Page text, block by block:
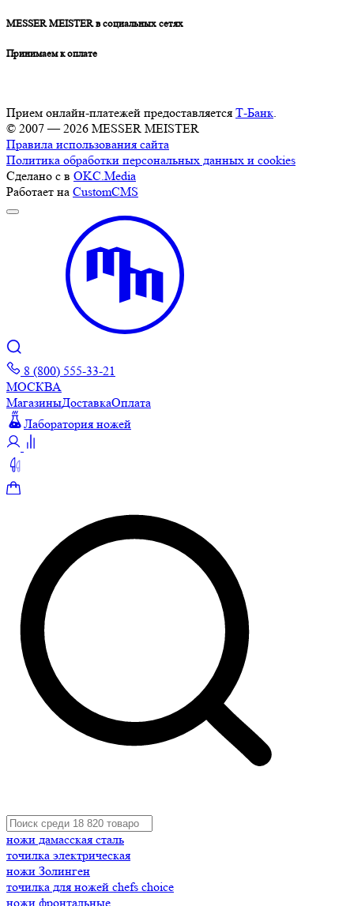
MESSER MEISTER в социальных сетях
Принимаем к оплате
Прием онлайн-платежей предоставляется Т-Банк.
© 2007 — 2026 MESSER MEISTER
Правила использования сайта
Политика обработки персональных данных и cookies
Сделано с в OKC.Media
Работает на CustomCMS
8 (800) 555-33-21
МОСКВА
МагазиныДоставкаОплата
Лаборатория ножей
ножи дамасская сталь
точилка электрическая
ножи Золинген
точилка для ножей chefs choice
ножи фронтальные